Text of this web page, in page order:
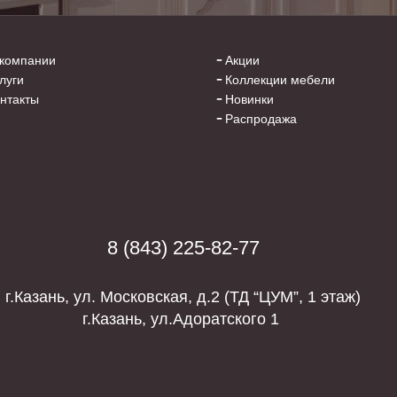
Акции
Коллекции мебели
Новинки
Распродажа
8 (843) 225-82-77
г.Казань, ул. Московская, д.2 (ТД “ЦУМ”, 1 этаж)
г.Казань, ул.Адоратского 1